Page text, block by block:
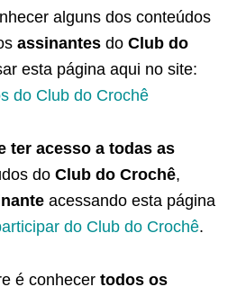
alguns dos conteúdos
assinantes do Club do
esta página aqui no site:
do Club do Crochê
ter acesso a todas as
do Club do Crochê,
acessando esta página
do Club do Crochê.
é conhecer todos os